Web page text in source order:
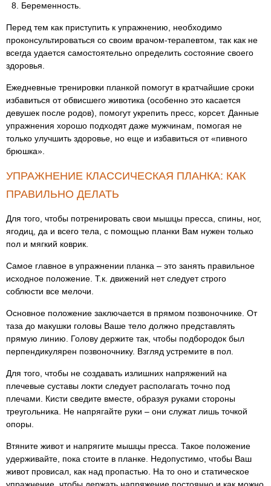
Беременность.
Перед тем как приступить к упражнению, необходимо
проконсультироваться со своим врачом-терапевтом, так как не
всегда удается самостоятельно определить состояние своего
здоровья.
Ежедневные тренировки планкой помогут в кратчайшие сроки
избавиться от обвисшего животика (особенно это касается
девушек после родов), помогут укрепить пресс, корсет. Данные
упражнения хорошо подходят даже мужчинам, помогая не
только улучшить здоровье, но еще и избавиться от «пивного
брюшка».
УПРАЖНЕНИЕ КЛАССИЧЕСКАЯ ПЛАНКА: КАК
ПРАВИЛЬНО ДЕЛАТЬ
Для того, чтобы потренировать свои мышцы пресса, спины, ног,
ягодиц, да и всего тела, с помощью планки Вам нужен только
пол и мягкий коврик.
Самое главное в упражнении планка – это занять правильное
исходное положение. Т.к. движений нет следует строго
соблюсти все мелочи.
Основное положение заключается в прямом позвоночнике. От
таза до макушки головы Ваше тело должно представлять
прямую линию. Голову держите так, чтобы подбородок был
перпендикулярен позвоночнику. Взгляд устремите в пол.
Для того, чтобы не создавать излишних напряжений на
плечевые суставы локти следует располагать точно под
плечами. Кисти сведите вместе, образуя руками стороны
треугольника. Не напрягайте руки – они служат лишь точкой
опоры.
Втяните живот и напрягите мышцы пресса. Такое положение
удерживайте, пока стоите в планке. Недопустимо, чтобы Ваш
живот провисал, как над пропастью. На то оно и статическое